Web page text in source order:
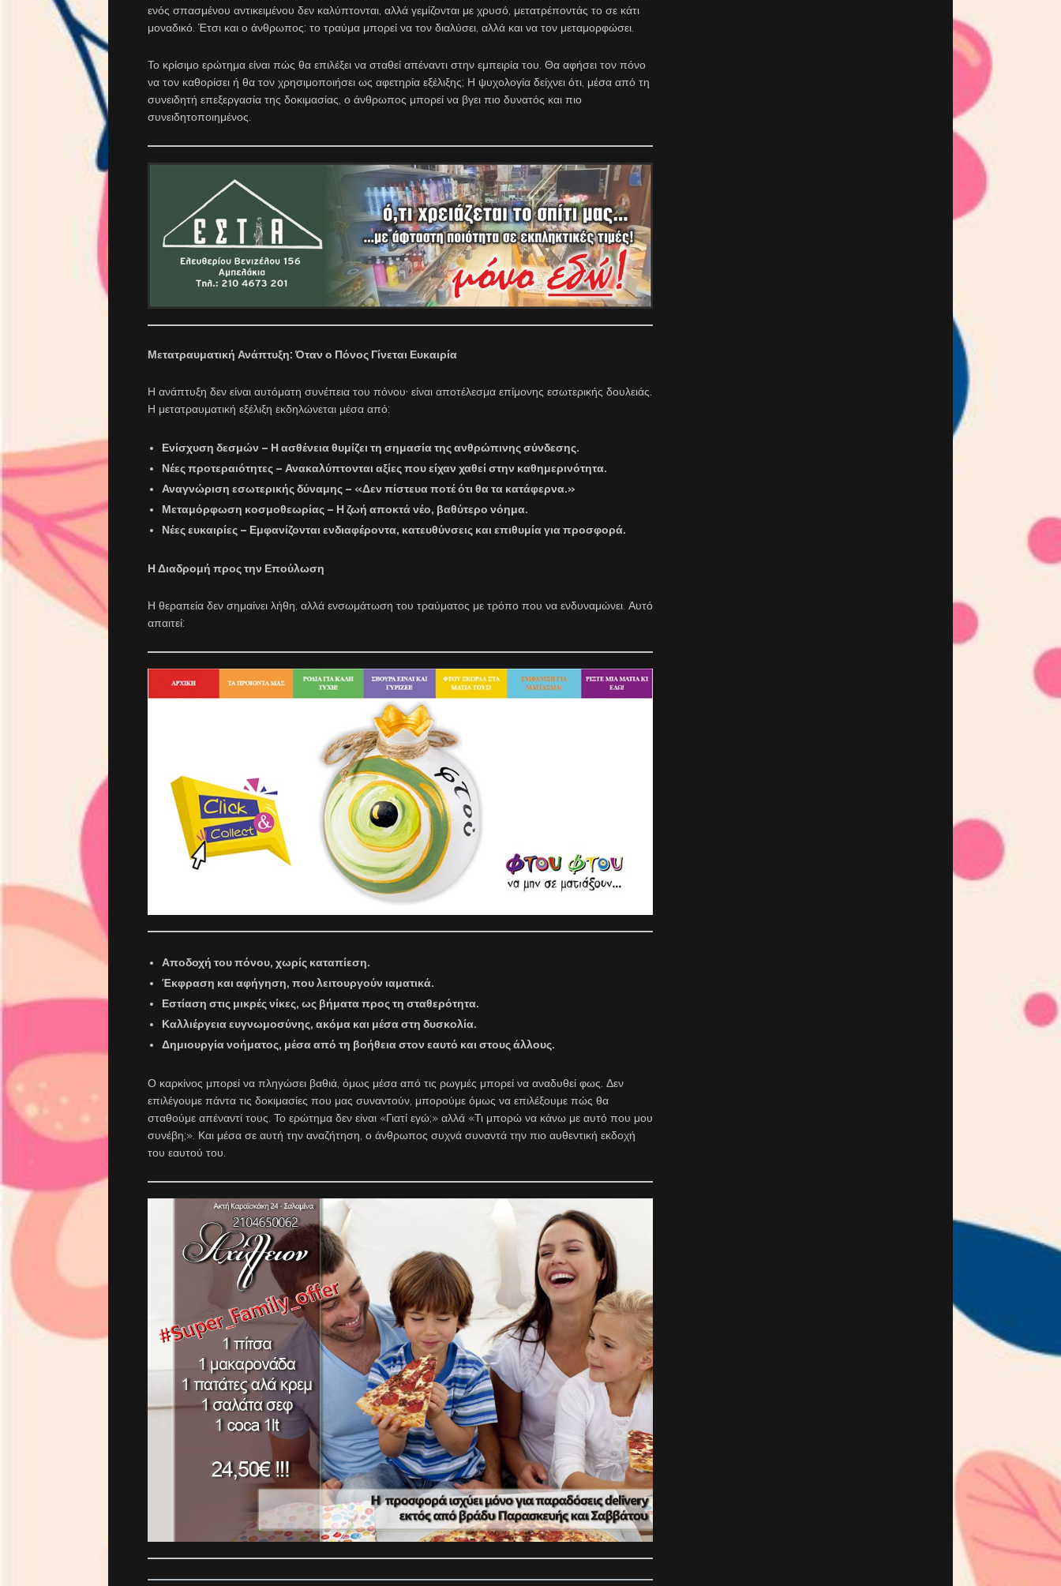
ενός σπασμένου αντικειμένου δεν καλύπτονται, αλλά γεμίζονται με χρυσό, μετατρέποντάς το σε κάτι
μοναδικό. Έτσι και ο άνθρωπος: το τραύμα μπορεί να τον διαλύσει, αλλά και να τον μεταμορφώσει.
Το κρίσιμο ερώτημα είναι πώς θα επιλέξει να σταθεί απέναντι στην εμπειρία του. Θα αφήσει τον πόνο
να τον καθορίσει ή θα τον χρησιμοποιήσει ως αφετηρία εξέλιξης; Η ψυχολογία δείχνει ότι, μέσα από τη
συνειδητή επεξεργασία της δοκιμασίας, ο άνθρωπος μπορεί να βγει πιο δυνατός και πιο
συνειδητοποιημένος.
Μετατραυματική Ανάπτυξη: Όταν ο Πόνος Γίνεται Ευκαιρία
Η ανάπτυξη δεν είναι αυτόματη συνέπεια του πόνου· είναι αποτέλεσμα επίμονης εσωτερικής δουλειάς.
Η μετατραυματική εξέλιξη εκδηλώνεται μέσα από:
Ενίσχυση δεσμών – Η ασθένεια θυμίζει τη σημασία της ανθρώπινης σύνδεσης.
Νέες προτεραιότητες – Ανακαλύπτονται αξίες που είχαν χαθεί στην καθημερινότητα.
Αναγνώριση εσωτερικής δύναμης – «Δεν πίστευα ποτέ ότι θα τα κατάφερνα.»
Μεταμόρφωση κοσμοθεωρίας – Η ζωή αποκτά νέο, βαθύτερο νόημα.
Νέες ευκαιρίες – Εμφανίζονται ενδιαφέροντα, κατευθύνσεις και επιθυμία για προσφορά.
Η Διαδρομή προς την Επούλωση
Η θεραπεία δεν σημαίνει λήθη, αλλά ενσωμάτωση του τραύματος με τρόπο που να ενδυναμώνει. Αυτό
απαιτεί:
Αποδοχή του πόνου, χωρίς καταπίεση.
Έκφραση και αφήγηση, που λειτουργούν ιαματικά.
Εστίαση στις μικρές νίκες, ως βήματα προς τη σταθερότητα.
Καλλιέργεια ευγνωμοσύνης, ακόμα και μέσα στη δυσκολία.
Δημιουργία νοήματος, μέσα από τη βοήθεια στον εαυτό και στους άλλους.
Ο καρκίνος μπορεί να πληγώσει βαθιά, όμως μέσα από τις ρωγμές μπορεί να αναδυθεί φως. Δεν
επιλέγουμε πάντα τις δοκιμασίες που μας συναντούν, μπορούμε όμως να επιλέξουμε πώς θα
σταθούμε απέναντί τους. Το ερώτημα δεν είναι «Γιατί εγώ;» αλλά «Τι μπορώ να κάνω με αυτό που μου
συνέβη;». Και μέσα σε αυτή την αναζήτηση, ο άνθρωπος συχνά συναντά την πιο αυθεντική εκδοχή
του εαυτού του.